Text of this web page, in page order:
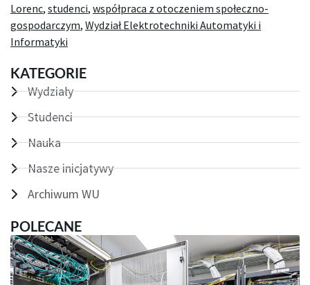
Lorenc, studenci, współpraca z otoczeniem społeczno-
gospodarczym, Wydział Elektrotechniki Automatyki i
Informatyki
KATEGORIE
Wydziały
Studenci
Nauka
Nasze inicjatywy
Archiwum WU
POLECANE